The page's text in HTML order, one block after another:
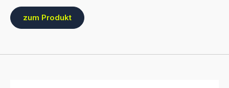
zum Produkt